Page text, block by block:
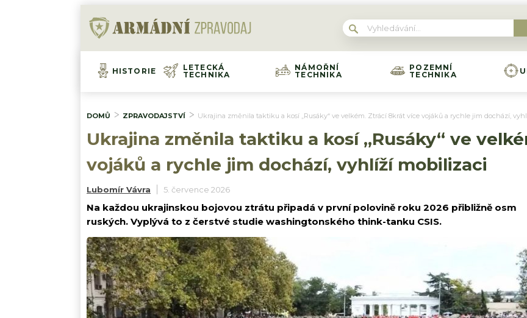
HISTORIE
LETECKÁ
TECHNIKA
NÁMOŘNÍ
TECHNIKA
POZEMNÍ
TECHNIKA
DOMŮ ZPRAVODAJSTVÍ Ukrajina změnila taktiku a kosí „Rusáky“ ve velkém. Ztrácí 8krát více vojáků a rychle jim dochází,
Ukrajina změnila taktiku a kosí „Rusáky“ ve
vojáků a rychle jim dochází, vyhlíží mobilizaci
Lubomír Vávra 5. července 2026
Na každou ukrajinskou bojovou ztrátu připadá v první polovině roku 2026 přibližně osm
ruských. Vyplývá to z čerstvé studie washingtonského think-tanku CSIS.